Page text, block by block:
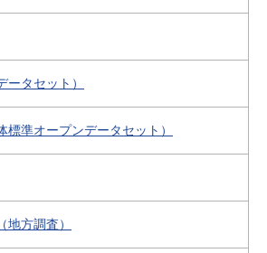
タセット）
標準オープンデータセット）
方調査）